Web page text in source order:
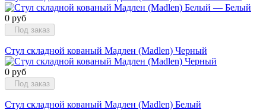
0 руб
Под заказ
Стул складной кованый Мадлен (Madlen) Черный
0 руб
Под заказ
Стул складной кованый Мадлен (Madlen) Белый